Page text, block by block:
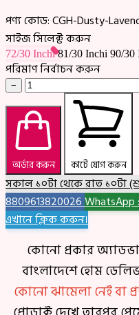
পণ্য কোড:CGH-Dusty-
সাইজ সিলেক্ট করুন
72/30 Inchi81/30 Inchi 90/30
পরিমাণ নির্বাচন করুন
−
অর্ডার করুন কার্টে যোগ করুন
সকাল ১০টা থেকে রাত ১০টা
8809613820026WhatsApp
এখানে ক্লিক করুন।
কোনো প্রকার
বাংলাদেশে হোম
কোনো ঝামেলা নেই বা